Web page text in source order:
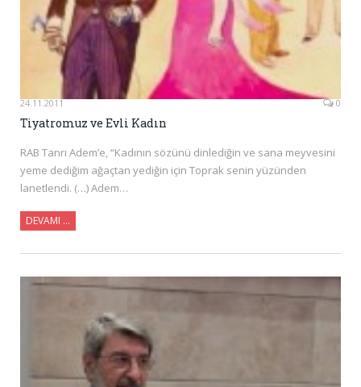
24.11.2011 0
Tiyatromuz ve Evli Kadın
RAB Tanrı Adem’e, “Kadının sözünü dinlediğin ve sana meyvesini
yeme dediğim ağaçtan yediğin için Toprak senin yüzünden
lanetlendi. (…) Adem…
DEVAMI …